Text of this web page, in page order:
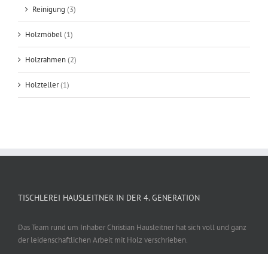
Reinigung (3)
Holzmöbel(1)
Holzrahmen(2)
Holzteller(1)
TISCHLEREI HAUSLEITNER IN DER 4. GENERATION
Das Team rund um Inhaber Christian Hausleitner hat sich voll und ganz
der leidenschaftlichen Arbeit mit Holz verschrieben.